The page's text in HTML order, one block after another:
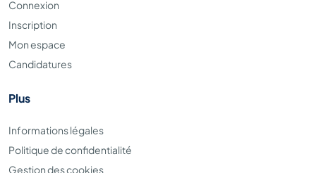
Connexion
Inscription
Mon espace
Candidatures
Plus
Informations légales
Politique de confidentialité
Gestion des cookies